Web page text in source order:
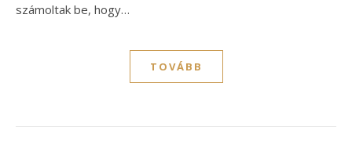
számoltak be, hogy…
TOVÁBB